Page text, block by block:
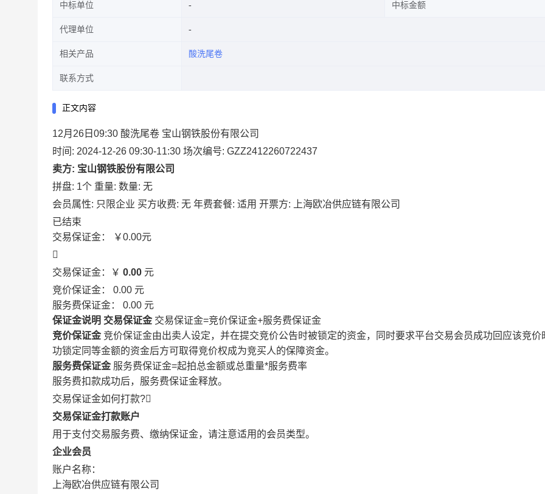
中标单位 中标金额
代理单位
相关产品 酸洗尾卷
联系方式
正文内容
12月26日09:30 酸洗尾卷 宝山钢铁股份有限公司
时间: 2024-12-26 09:30-11:30 场次编号: GZZ2412260722437
卖方: 宝山钢铁股份有限公司
拼盘: 1个 重量: 数量: 无
会员属性: 只限企业 买方收费: 无 年费套餐: 适用 开票方: 上海欧冶供应链有限公司
已结束
交易保证金：
￥0.00元

交易保证金：￥ 0.00 元
竞价保证金： 0.00 元
服务费保证金： 0.00 元
保证金说明 交易保证金 交易保证金=竞价保证金+服务费保证金
竞价保证金 竞价保证金由出卖人设定，并在提交竞价公告时被锁定的资金，同时要求平台交易会员成功回应该竞价
功锁定同等金额的资金后方可取得竞价权成为竞买人的保障资金。
服务费保证金 服务费保证金=起拍总金额或总重量*服务费率
服务费扣款成功后，服务费保证金释放。
交易保证金如何打款?
交易保证金打款账户
用于支付交易服务费、缴纳保证金，请注意适用的会员类型。
企业会员
账户名称：
上海欧冶供应链有限公司